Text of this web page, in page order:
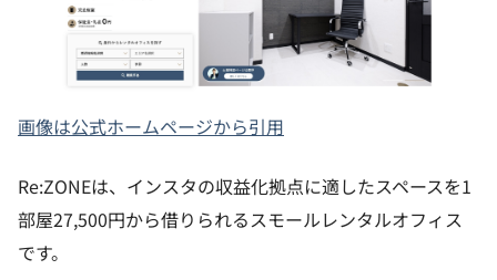
画像は公式ホームページから引用
Re:ZONEは、インスタの収益化拠点に適したスペースを1
部屋27,500円から借りられるスモールレンタルオフィス
です。